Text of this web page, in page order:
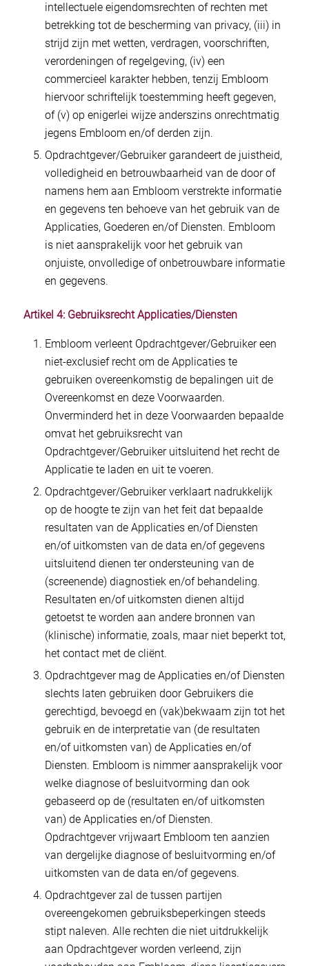
intellectuele eigendomsrechten of rechten met
betrekking tot de bescherming van privacy, (iii) in
strijd zijn met wetten, verdragen, voorschriften,
verordeningen of regelgeving, (iv) een
commercieel karakter hebben, tenzij Embloom
hiervoor schriftelijk toestemming heeft gegeven,
of (v) op enigerlei wijze anderszins onrechtmatig
jegens Embloom en/of derden zijn.
Opdrachtgever/Gebruiker garandeert de juistheid,
volledigheid en betrouwbaarheid van de door of
namens hem aan Embloom verstrekte informatie
en gegevens ten behoeve van het gebruik van de
Applicaties, Goederen en/of Diensten. Embloom
is niet aansprakelijk voor het gebruik van
onjuiste, onvolledige of onbetrouwbare informatie
en gegevens.
Artikel 4: Gebruiksrecht Applicaties/Diensten
Embloom verleent Opdrachtgever/Gebruiker een
niet-exclusief recht om de Applicaties te
gebruiken overeenkomstig de bepalingen uit de
Overeenkomst en deze Voorwaarden.
Onverminderd het in deze Voorwaarden bepaalde
omvat het gebruiksrecht van
Opdrachtgever/Gebruiker uitsluitend het recht de
Applicatie te laden en uit te voeren.
Opdrachtgever/Gebruiker verklaart nadrukkelijk
op de hoogte te zijn van het feit dat bepaalde
resultaten van de Applicaties en/of Diensten
en/of uitkomsten van de data en/of gegevens
uitsluitend dienen ter ondersteuning van de
(screenende) diagnostiek en/of behandeling.
Resultaten en/of uitkomsten dienen altijd
getoetst te worden aan andere bronnen van
(klinische) informatie, zoals, maar niet beperkt tot,
het contact met de cliënt.
Opdrachtgever mag de Applicaties en/of Diensten
slechts laten gebruiken door Gebruikers die
gerechtigd, bevoegd en (vak)bekwaam zijn tot het
gebruik en de interpretatie van (de resultaten
en/of uitkomsten van) de Applicaties en/of
Diensten. Embloom is nimmer aansprakelijk voor
welke diagnose of besluitvorming dan ook
gebaseerd op de (resultaten en/of uitkomsten
van) de Applicaties en/of Diensten.
Opdrachtgever vrijwaart Embloom ten aanzien
van dergelijke diagnose of besluitvorming en/of
uitkomsten van de data en/of gegevens.
Opdrachtgever zal de tussen partijen
overeengekomen gebruiksbeperkingen steeds
stipt naleven. Alle rechten die niet uitdrukkelijk
aan Opdrachtgever worden verleend, zijn